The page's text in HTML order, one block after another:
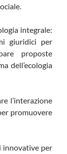
integrale:
giuridici per
proposte
dell’ecologia
l’interazione
promuovere
innovative per